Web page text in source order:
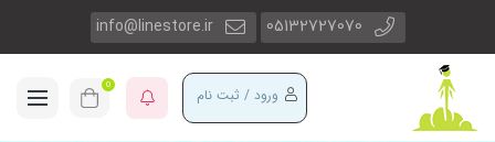
05132727070
info@linestore.ir
ورود / ثبت نام 0